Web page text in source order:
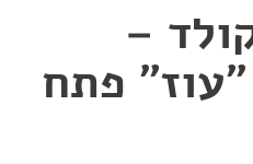
–
"עוז" פתח